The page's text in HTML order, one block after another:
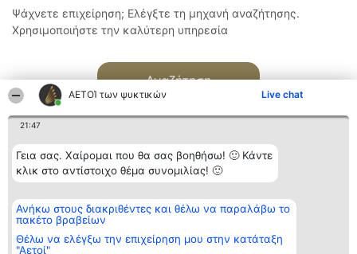
ΑΕΤΟΊ των ψυκτικών Live chat
21:47
Γεια σας. Χαίρομαι που θα σας βοηθήσω! 🙂 Κάντε
κλικ στο αντίστοιχο θέμα συνομιλίας! 🙂
Ανήκω στους διακριθέντες και θέλω να παραλάβω το
πακέτο βραβείων
Θέλω να ελέγξω την επιχείρηση μου στην κατάταξη
"Αετοί"
Ψάχνετε επιχείρηση; Ελέγξτε τη μηχανή αναζήτησης.
Χρησιμοποιήστε την καλύτερη υπηρεσία
Αναζήτηση
Διοργανωτής της
κατάταξης
BEAUTIFUL COMPANY
ΤΗΛ. ΕΠΙΚΟΙΝΩΝΙΑΣ:
Κατάταξη
Διακριθέντες
των
διακριθέντων
Επικοινωνία
Επικοινωνία